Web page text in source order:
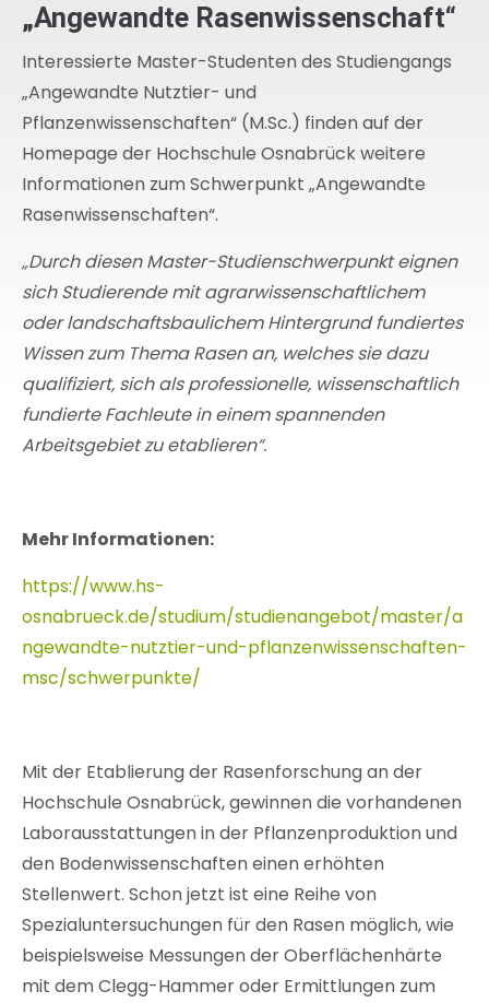
„Angewandte Rasenwissenschaft“
Interessierte Master-Studenten des Studiengangs
„Angewandte Nutztier- und
Pflanzenwissenschaften“ (M.Sc.) finden auf der
Homepage der Hochschule Osnabrück weitere
Informationen zum Schwerpunkt „Angewandte
Rasenwissenschaften“.
„Durch diesen Master-Studienschwerpunkt eignen
sich Studierende mit agrarwissenschaftlichem
oder landschaftsbaulichem Hintergrund fundiertes
Wissen zum Thema Rasen an, welches sie dazu
qualifiziert, sich als professionelle, wissenschaftlich
fundierte Fachleute in einem spannenden
Arbeitsgebiet zu etablieren“.
Mehr Informationen:
https://www.hs-
osnabrueck.de/studium/studienangebot/master/a
ngewandte-nutztier-und-pflanzenwissenschaften-
msc/schwerpunkte/
Mit der Etablierung der Rasenforschung an der
Hochschule Osnabrück, gewinnen die vorhandenen
Laborausstattungen in der Pflanzenproduktion und
den Bodenwissenschaften einen erhöhten
Stellenwert. Schon jetzt ist eine Reihe von
Spezialuntersuchungen für den Rasen möglich, wie
beispielsweise Messungen der Oberflächenhärte
mit dem Clegg-Hammer oder Ermittlungen zum